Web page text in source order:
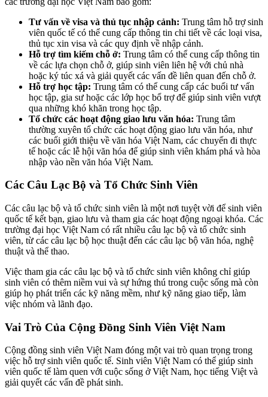
Tư vấn về visa và thủ tục nhập cảnh: Trung tâm hỗ trợ sinh
viên quốc tế có thể cung cấp thông tin chi tiết về các loại visa,
thủ tục xin visa và các quy định về nhập cảnh.
Hỗ trợ tìm kiếm chỗ ở: Trung tâm có thể cung cấp thông tin
về các lựa chọn chỗ ở, giúp sinh viên liên hệ với chủ nhà
hoặc ký túc xá và giải quyết các vấn đề liên quan đến chỗ ở.
Hỗ trợ học tập: Trung tâm có thể cung cấp các buổi tư vấn
học tập, gia sư hoặc các lớp học bổ trợ để giúp sinh viên vượt
qua những khó khăn trong học tập.
Tổ chức các hoạt động giao lưu văn hóa: Trung tâm
thường xuyên tổ chức các hoạt động giao lưu văn hóa, như
các buổi giới thiệu về văn hóa Việt Nam, các chuyến đi thực
tế hoặc các lễ hội văn hóa để giúp sinh viên khám phá và hòa
nhập vào nền văn hóa Việt Nam.
Các Câu Lạc Bộ và Tổ Chức Sinh Viên
Các câu lạc bộ và tổ chức sinh viên là một nơi tuyệt vời để sinh viên
quốc tế kết bạn, giao lưu và tham gia các hoạt động ngoại khóa. Các
trường đại học Việt Nam có rất nhiều câu lạc bộ và tổ chức sinh
viên, từ các câu lạc bộ học thuật đến các câu lạc bộ văn hóa, nghệ
thuật và thể thao.
Việc tham gia các câu lạc bộ và tổ chức sinh viên không chỉ giúp
sinh viên có thêm niềm vui và sự hứng thú trong cuộc sống mà còn
giúp họ phát triển các kỹ năng mềm, như kỹ năng giao tiếp, làm
việc nhóm và lãnh đạo.
Vai Trò Của Cộng Đồng Sinh Viên Việt Nam
Cộng đồng sinh viên Việt Nam đóng một vai trò quan trọng trong
việc hỗ trợ sinh viên quốc tế. Sinh viên Việt Nam có thể giúp sinh
viên quốc tế làm quen với cuộc sống ở Việt Nam, học tiếng Việt và
giải quyết các vấn đề phát sinh.